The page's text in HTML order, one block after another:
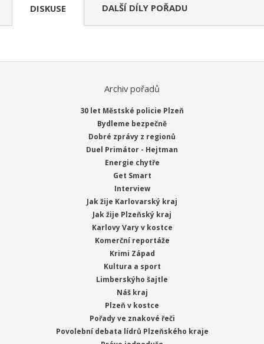
DISKUSE DALŠÍ DÍLY POŘADU
Archiv pořadů
30 let Městské policie Plzeň
Bydleme bezpečně
Dobré zprávy z regionů
Duel Primátor - Hejtman
Energie chytře
Get Smart
Interview
Jak žije Karlovarský kraj
Jak žije Plzeňský kraj
Karlovy Vary v kostce
Komerční reportáže
Krimi Západ
Kultura a sport
Limberskýho šajtle
Náš kraj
Plzeň v kostce
Pořady ve znakové řeči
Povolební debata lídrů Plzeňského kraje